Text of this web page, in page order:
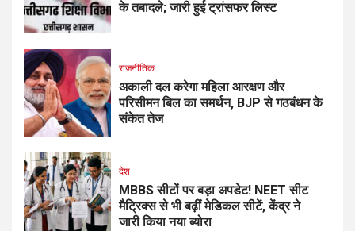
के तबादले; जारी हुई ट्रांसफर लिस्ट
राजनीतिक
अकाली दल करेगा महिला आरक्षण और
परिसीमन बिल का समर्थन, BJP से गठबंधन के
संकेत तेज
देश
MBBS सीटों पर बड़ा अपडेट! NEET सीट
मैट्रिक्स से भी बढ़ीं मेडिकल सीटें, केंद्र ने
जारी किया नया ब्योरा